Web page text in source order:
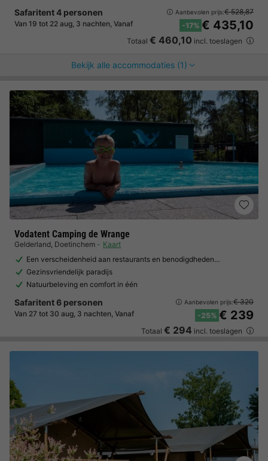
Safaritent 4 personen
Van 19 tot 22 aug, 3 nachten, Vanaf
Aanbevolen prijs:€ 528,87
-17% € 435,10
Totaal € 460,10 incl. toeslagen
Bekijk alle accommodaties (1)
Vodatent Camping de Wrange
Gelderland, Doetinchem
Kaart
Een verscheidenheid aan restaurants en benodigdheden…
Gezinsvriendelijk paradijs
Natuurbeleving en comfort in één
Safaritent 6 personen
Van 27 tot 30 aug, 3 nachten, Vanaf
Aanbevolen prijs:€ 320
-25% € 239
Totaal € 294 incl. toeslagen